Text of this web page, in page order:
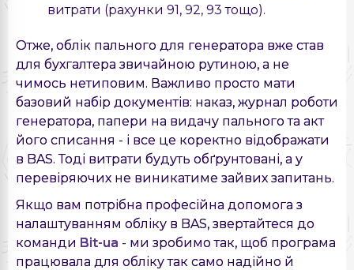
витрати (рахунки 91, 92, 93 тощо).
Отже, облік пального для генератора вже став
для бухгалтера звичайною рутиною, а не
чимось нетиповим. Важливо просто мати
базовий набір документів: наказ, журнал роботи
генератора, папери на видачу пального та акт
його списання - і все це коректно відображати
в BAS. Тоді витрати будуть обґрунтовані, а у
перевіряючих не виникатиме зайвих запитань.
Якщо вам потрібна професійна допомога з
налаштуванням обліку в BAS, звертайтеся до
команди Bit-ua - ми зробимо так, щоб програма
працювала для обліку так само надійно й